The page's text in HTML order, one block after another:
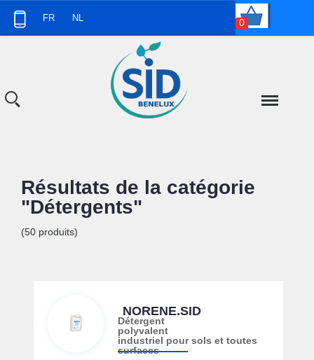
FR NL 0
Résultats de la catégorie
"Détergents"
(50 produits)
NORENE.SID
Détergent
polyvalent
industriel pour sols et toutes
surfaces